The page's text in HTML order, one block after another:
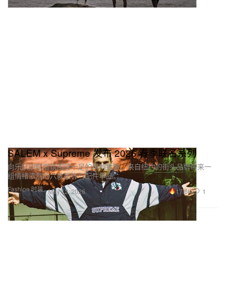
Fashion 时装
SALEM x Supreme 发布 2026 春季联名系列
向乐队阴郁而氛围感十足的声响致敬，来自纽约的街头品牌带来一
组情绪浓烈的六款服饰与配件单品。
May 12, 2026 17.6K 1